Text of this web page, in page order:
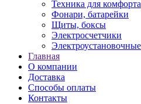
Техника для комфорта
Фонари, батарейки
Щиты, боксы
Электросчетчики
Главная
О компании
Доставка
Способы оплаты
Контакты